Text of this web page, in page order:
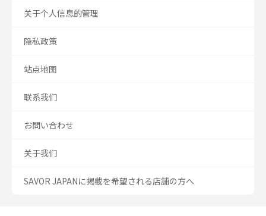
关于个人信息的管理
隐私政策
站点地图
联系我们
お問い合わせ
关于我们
SAVOR JAPANに掲載を希望される店舗の方へ